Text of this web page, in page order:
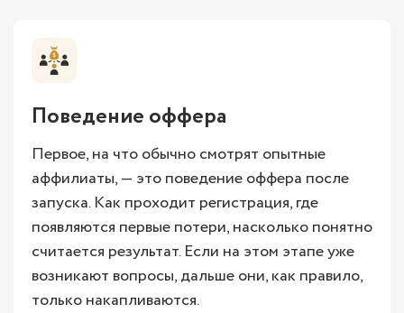
Поведение оффера
Первое, на что обычно смотрят опытные
аффилиаты, — это поведение оффера после
запуска. Как проходит регистрация, где
появляются первые потери, насколько понятно
считается результат. Если на этом этапе уже
возникают вопросы, дальше они, как правило,
только накапливаются.